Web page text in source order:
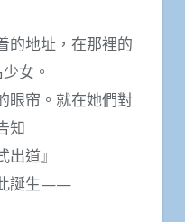
的地址，在那裡的
女。
眼帘。就在她們對
知
出道』
誕生——